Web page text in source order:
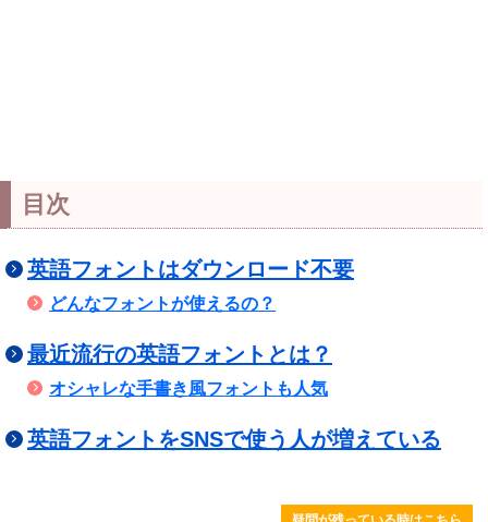
目次
英語フォントはダウンロード不要
どんなフォントが使えるの？
最近流行の英語フォントとは？
オシャレな手書き風フォントも人気
英語フォントをSNSで使う人が増えている